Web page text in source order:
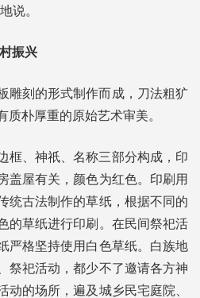
说。
振兴
雕刻的形式制作而成，刀法粗犷
质朴厚重的原始艺术审美。
框、神祇、名称三部分构成，印
盖屋有关，颜色为红色。印刷用
统古法制作的草纸，根据不同的
的草纸进行印刷。在民间祭祀活
严格坚持使用白色草纸。白族地
祭祀活动，都少不了邀请各方神
动的场所，遍及城乡民宅庭院、